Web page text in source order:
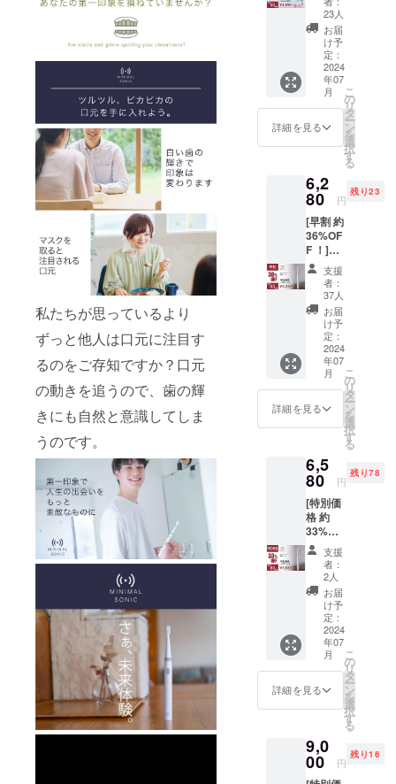
私たちが思っているより
ずっと他人は口元に注目す
るのをご存知ですか？口元
の動きを追うので、歯の輝
きにも自然と意識してしま
うのです。
更にな
る可能
性もご
ざいま
す。ご
了承く
ださ
い。 ※
ご注文
給状
況、製
造工程
上の都
合等に
より出
荷時期
が遅れ
る場合
があり
ます。
※税込、
送料込
みの価
格で
す。
50個）
・交換
式ブラ
シヘッ
ド×４個
（旧
ver）
・1,990
円 ［
2,200円
の
F］ ・
交換式
ブラシ
ヘッド
×4個 ※
カ
ラー：
白orブ
ルーの
２色
（選べ
ませ
ん） ※
デザイ
ン・仕
様は変
更にな
す。ご
了承く
ださ
い。 ※
ご注文
状況、
使用部
材の供
給状
況、製
造工程
上の都
合等に
より出
荷時期
が遅れ
る場合
送料込
みの価
23人
お届
け予
定：
2024
年07
月
詳細を見る
こ
の
リ
タ
ー
ン
を
選
択
す
る
6,2
80 円
残り23
[早割 約
36%OF
F ！]
（限定
60個）
・ミニ
マルソ
ニック×
１（最
新ver）
・6,280
円 ［
9,900円
の約
36%OF
F］ ・
個 ・交
換式ブ
ラシ
ヘッド
×2個 ・
充電
ケーブ
ル×1個
（箱サ
イズ：
220mm
×50mm
×20mm
） ※デ
ザイ
ン・仕
様は変
ざいま
す。ご
了承く
支援
者：
37人
お届
け予
定：
2024
年07
月
詳細を見る
こ
の
リ
タ
ー
ン
を
選
択
す
る
6,5
80 円
残り78
[特別価
格 約
33%OF
F ！]
（限定
80個）
・ミニ
マルソ
ニック×
１（最
新ver）
・6,580
円 ［
9,900円
の約
33%OF
本体×1
個 ・交
換式ブ
支援
者：
2人
お届
け予
定：
2024
年07
月
詳細を見る
こ
の
リ
タ
ー
ン
を
選
択
す
る
9,0
00 円
残り16